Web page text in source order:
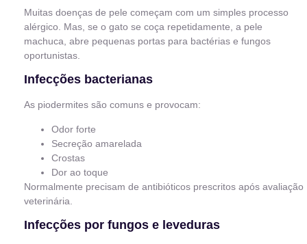
Muitas doenças de pele começam com um simples processo
alérgico. Mas, se o gato se coça repetidamente, a pele
machuca, abre pequenas portas para bactérias e fungos
oportunistas.
Infecções bacterianas
As piodermites são comuns e provocam:
Odor forte
Secreção amarelada
Crostas
Dor ao toque
Normalmente precisam de antibióticos prescritos após avaliação
veterinária.
Infecções por fungos e leveduras